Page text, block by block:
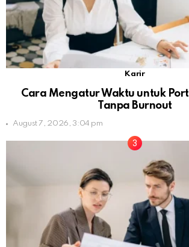
Karir
Cara Mengatur Waktu untuk
Tanpa Burnout
August 7, 2026, 3:04 pm